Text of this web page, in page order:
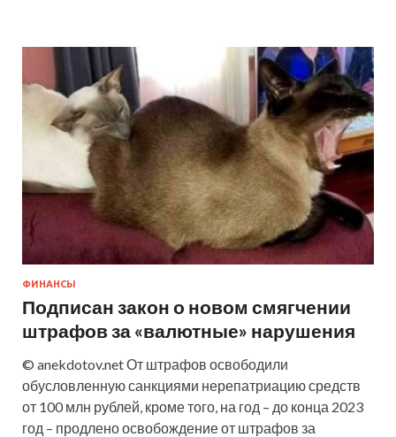
ФИНАНСЫ
Подписан закон о новом смягчении
штрафов за «валютные» нарушения
© anekdotov.net От штрафов освободили
обусловленную санкциями нерепатриацию средств
от 100 млн рублей, кроме того, на год – до конца 2023
год – продлено освобождение от штрафов за